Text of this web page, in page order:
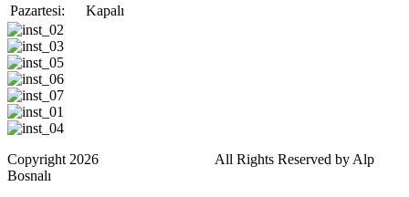
Pazartesi:
Kapalı
Copyright 2026
All Rights Reserved by Alp
Bosnalı